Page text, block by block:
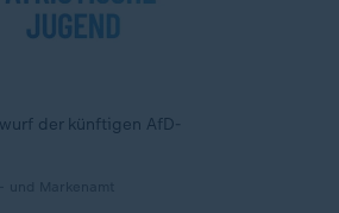
der künftigen AfD-